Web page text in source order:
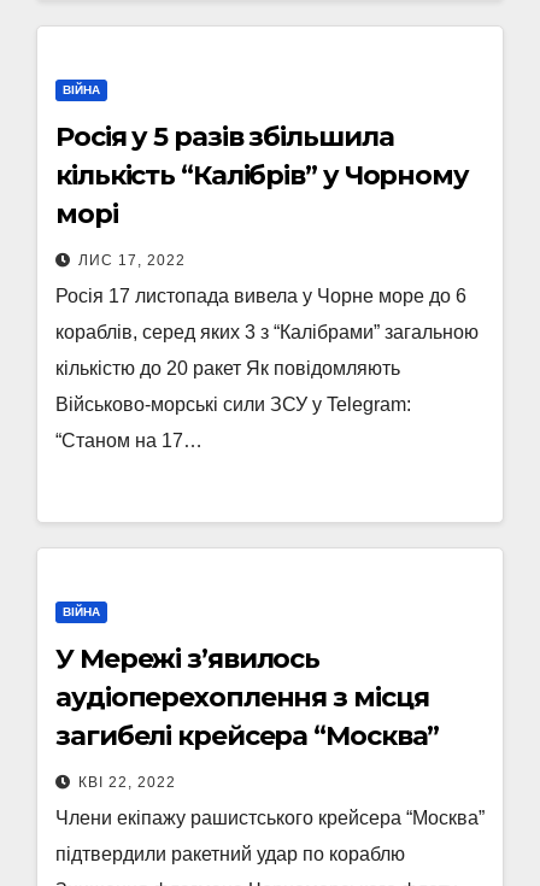
ВІЙНА
Росія у 5 разів збільшила
кількість “Калібрів” у Чорному
морі
ЛИС 17, 2022
Росія 17 листопада вивела у Чорне море до 6
кораблів, серед яких 3 з “Калібрами” загальною
кількістю до 20 ракет Як повідомляють
Військово-морські сили ЗСУ у Telegram:
“Станом на 17…
ВІЙНА
У Мережі з’явилось
аудіоперехоплення з місця
загибелі крейсера “Москва”
КВІ 22, 2022
Члени екіпажу рашистського крейсера “Москва”
підтвердили ракетний удар по кораблю